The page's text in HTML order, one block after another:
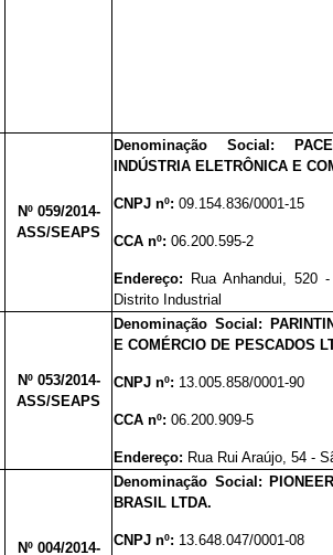
Nº 059/2014-
ASS/SEAPS
Denominação Social:
INDÚSTRIA ELETRÔNICA E
CNPJ nº:09.154.836/0001-15
CCA nº:06.200.595-2
Endereço:
Rua Anhandui, 520
Distrito Industrial
Nº 053/2014-
ASS/SEAPS
Denominação Social:
E COMÉRCIO DE PESCADOS
CNPJ nº: 13.005.858/0001-90
CCA nº:06.200.909-5
Endereço: Rua Rui Araújo, 54 -
Nº 004/2014-
Denominação Social:
BRASIL LTDA.
CNPJ nº: 13.648.047/0001-08